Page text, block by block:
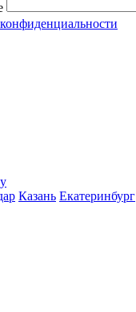
Казань Екатеринбург